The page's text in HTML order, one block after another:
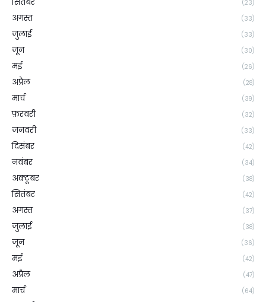
(23)
अगस्त (33)
जुलाई (33)
जून (30)
मई (26)
अप्रैल (28)
मार्च (39)
फ़रवरी (32)
जनवरी (33)
दिसंबर (42)
नवंबर (34)
अक्टूबर (38)
सितंबर (42)
अगस्त (37)
जुलाई (38)
जून (36)
मई (42)
अप्रैल (47)
मार्च (64)